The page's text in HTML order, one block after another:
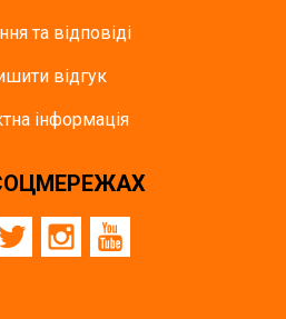
та відповіді
відгук
інформація